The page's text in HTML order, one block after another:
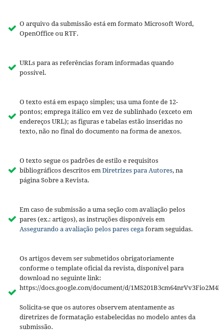
O arquivo da submissão está em formato Microsoft Word,
OpenOffice ou RTF.
URLs para as referências foram informadas quando
possível.
O texto está em espaço simples; usa uma fonte de 12-
pontos; emprega itálico em vez de sublinhado (exceto em
endereços URL); as figuras e tabelas estão inseridas no
texto, não no final do documento na forma de anexos.
O texto segue os padrões de estilo e requisitos
bibliográficos descritos emDiretrizes para Autores, na
página Sobre a Revista.
Em caso de submissão a uma seção com avaliação pelos
pares (ex.: artigos), as instruções disponíveis em
Assegurando a avaliação pelos pares cegaforam seguidas.
Os artigos devem ser submetidos obrigatoriamente
conforme o template oficial da revista, disponível para
download no seguinte link:
https://docs.google.com/document/d/
Solicita-se que os autores observem atentamente as
diretrizes de formatação estabelecidas no modelo antes da
submissão.